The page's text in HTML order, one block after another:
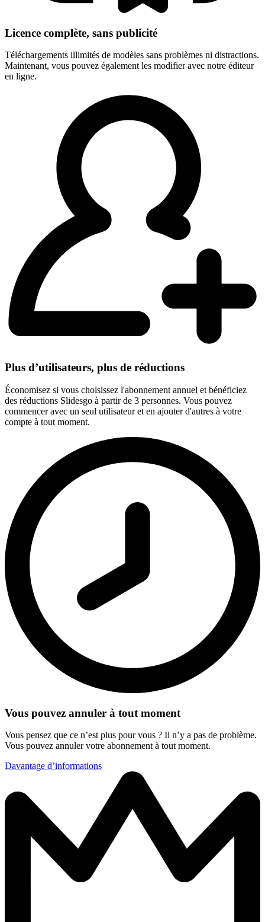
Licence complète, sans publicité
Téléchargements illimités de modèles sans problèmes ni distractions.
Maintenant, vous pouvez également les modifier avec notre éditeur
en ligne.
Plus d’utilisateurs, plus de réductions
Économisez si vous choisissez l'abonnement annuel et bénéficiez
des réductions Slidesgo à partir de 3 personnes. Vous pouvez
commencer avec un seul utilisateur et en ajouter d'autres à votre
compte à tout moment.
Vous pouvez annuler à tout moment
Vous pensez que ce n’est plus pour vous ? Il n’y a pas de problème.
Vous pouvez annuler votre abonnement à tout moment.
Davantage d’informations